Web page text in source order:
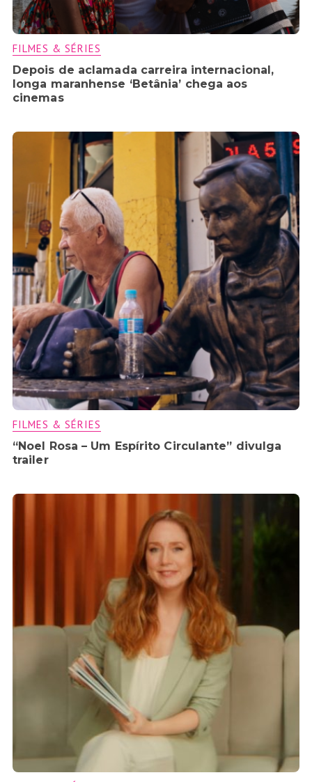
FILMES & SÉRIES
Depois de aclamada carreira internacional,
longa maranhense ‘Betânia’ chega aos
cinemas
FILMES & SÉRIES
“Noel Rosa – Um Espírito Circulante” divulga
trailer